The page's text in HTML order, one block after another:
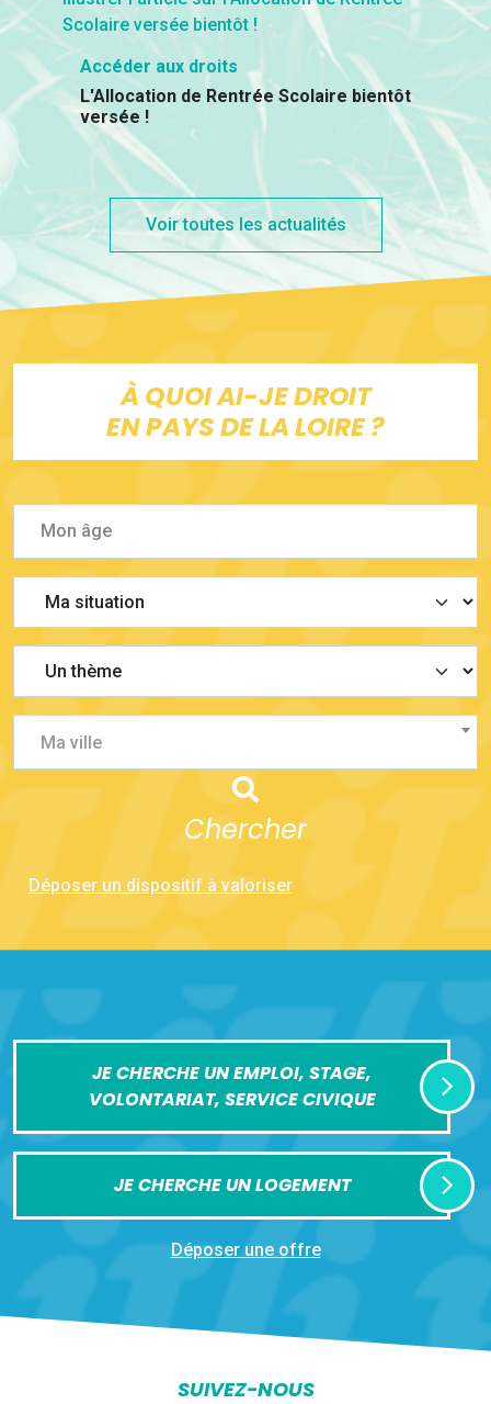
Accéder aux droits
L'Allocation de Rentrée Scolaire bientôt
versée !
Voir toutes les actualités
À QUOI AI-JE DROIT
EN PAYS DE LA LOIRE ?
Ma ville
Chercher
Déposer un dispositif à valoriser
JE CHERCHE UN EMPLOI, STAGE,
VOLONTARIAT, SERVICE CIVIQUE
JE CHERCHE UN LOGEMENT
Déposer une offre
SUIVEZ-NOUS